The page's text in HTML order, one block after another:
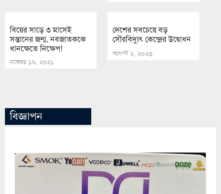
বিয়ের সাড়ে ৩ মাসেই
সন্তানের জন্ম, নবজাতককে
ধানক্ষেতে নিক্ষেপ!
নভেম্বর ১৬, ২০২১
দেশের সবচেয়ে বড়
সৌরবিদ্যুৎ কেন্দ্রের উদ্বোধন
আগস্ট ২, ২০২৩
বিজ্ঞাপন